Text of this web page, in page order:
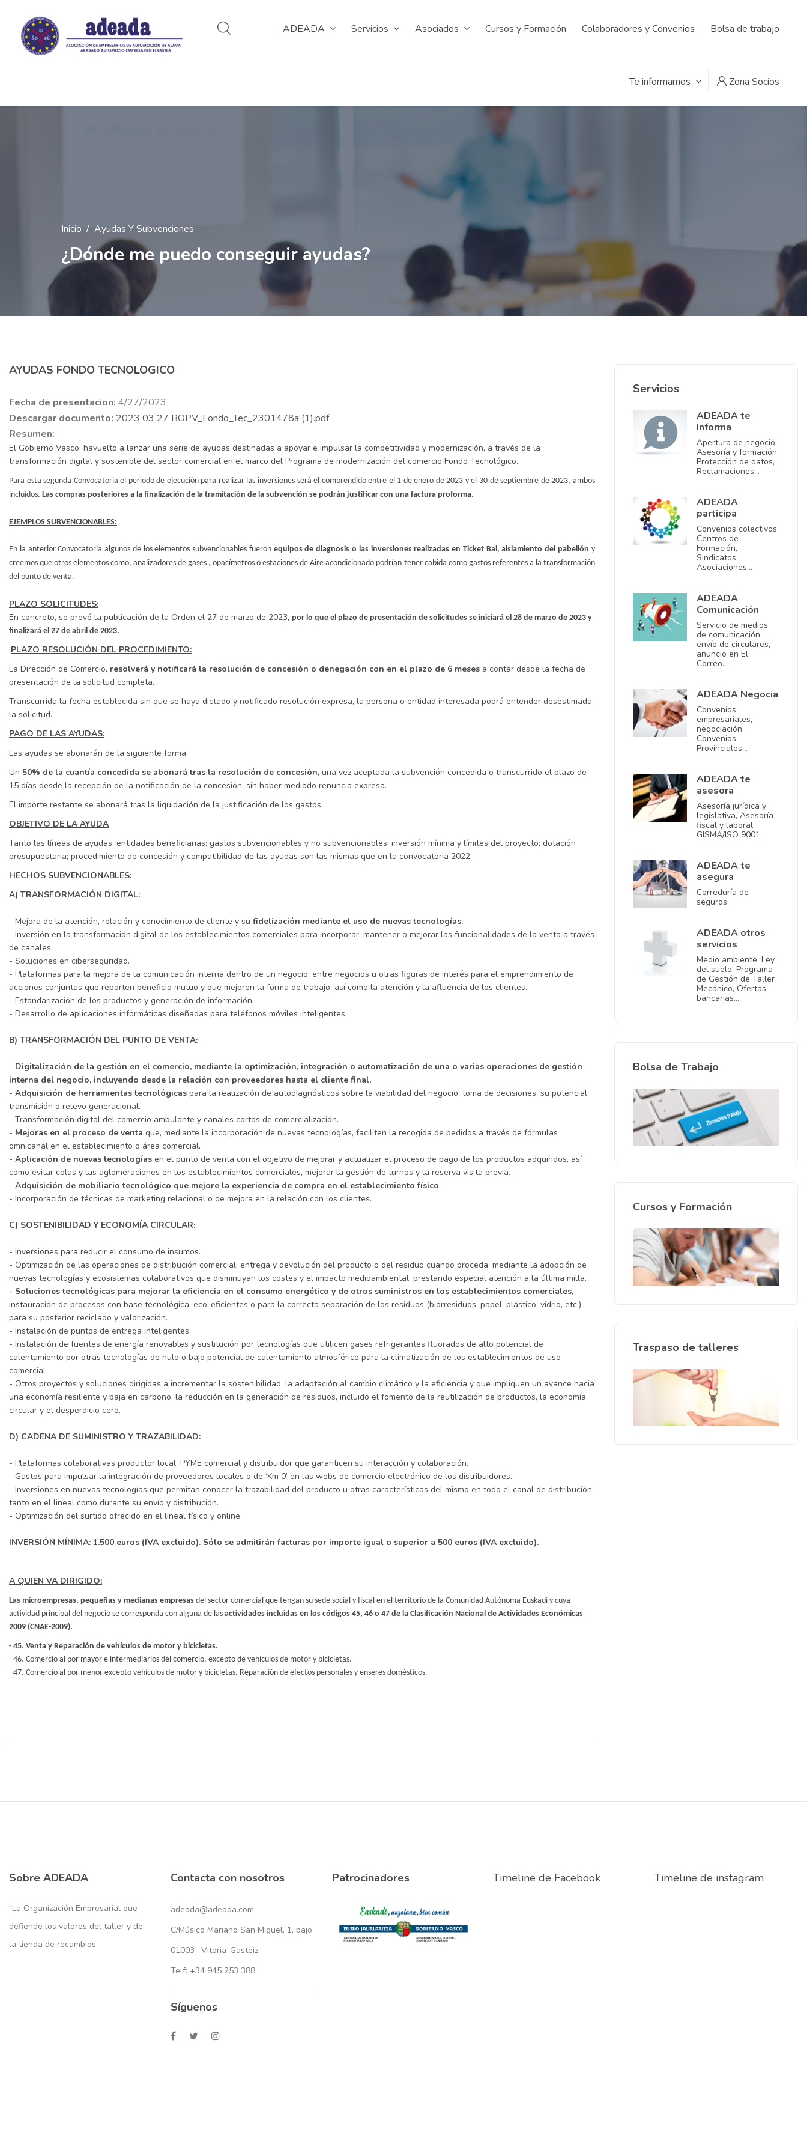
ADEADA Servicios Asociados Cursos y Formación Colaboradores y Convenios Bolsa de trabajo
Te informamos Zona Socios
Inicio Ayudas Y Subvenciones
¿Dónde me puedo conseguir ayudas?
AYUDAS FONDO TECNOLOGICO
Fecha de presentacion: 4/27/2023
Descargar documento: 2023 03 27 BOPV_Fondo_Tec_2301478a (1).pdf
Resumen:
El Gobierno Vasco, havuelto a lanzar una serie de ayudas destinadas a apoyar e impulsar la competitividad y modernización, a través de la
transformación digital y sostenible del sector comercial en el marco del Programa de modernización del comercio Fondo Tecnológico.
Para esta segunda Convocatoria el periodo de ejecución para realizar las inversiones será el comprendido entre el 1 de enero de 2023 y el 30 de septiembre de 2023, ambos
incluidos. Las compras posteriores a la finalización de la tramitación de la subvención se podrán justificar con una factura proforma.
EJEMPLOS SUBVENCIONABLES:
En la anterior Convocatoria algunos de los elementos subvencionables fueron equipos de diagnosis o las inversiones realizadas en Ticket Bai, aislamiento del pabellón y
creemos que otros elementos como, analizadores de gases , opacímetros o estaciones de Aire acondicionado podrían tener cabida como gastos referentes a la transformación
del punto de venta.
PLAZO SOLICITUDES:
En concreto, se prevé la publicación de la Orden el 27 de marzo de 2023, por lo que el plazo de presentación de solicitudes se iniciará el 28 de marzo de 2023 y
finalizará el 27 de abril de 2023.
PLAZO RESOLUCIÓN DEL PROCEDIMIENTO:
La Dirección de Comercio, resolverá y notificará la resolución de concesión o denegación con en el plazo de 6 meses a contar desde la fecha de
presentación de la solicitud completa.
Transcurrida la fecha establecida sin que se haya dictado y notificado resolución expresa, la persona o entidad interesada podrá entender desestimada
la solicitud.
PAGO DE LAS AYUDAS:
Las ayudas se abonarán de la siguiente forma:
Un 50% de la cuantía concedida se abonará tras la resolución de concesión, una vez aceptada la subvención concedida o transcurrido el plazo de
15 días desde la recepción de la notificación de la concesión, sin haber mediado renuncia expresa.
El importe restante se abonará tras la liquidación de la justificación de los gastos.
OBJETIVO DE LA AYUDA
Tanto las líneas de ayudas; entidades beneficiarias; gastos subvencionables y no subvencionables; inversión mínima y límites del proyecto; dotación
presupuestaria; procedimiento de concesión y compatibilidad de las ayudas son las mismas que en la convocatoria 2022.
HECHOS SUBVENCIONABLES:
A) TRANSFORMACIÓN DIGITAL:
- Mejora de la atención, relación y conocimiento de cliente y su fidelización mediante el uso de nuevas tecnologías.
- Inversión en la transformación digital de los establecimientos comerciales para incorporar, mantener o mejorar las funcionalidades de la venta a través
de canales.
- Soluciones en ciberseguridad.
- Plataformas para la mejora de la comunicación interna dentro de un negocio, entre negocios u otras figuras de interés para el emprendimiento de
acciones conjuntas que reporten beneficio mutuo y que mejoren la forma de trabajo, así como la atención y la afluencia de los clientes.
- Estandarización de los productos y generación de información.
- Desarrollo de aplicaciones informáticas diseñadas para teléfonos móviles inteligentes.
B) TRANSFORMACIÓN DEL PUNTO DE VENTA:
- Digitalización de la gestión en el comercio, mediante la optimización, integración o automatización de una o varias operaciones de gestión
interna del negocio, incluyendo desde la relación con proveedores hasta el cliente final.
- Adquisición de herramientas tecnológicas para la realización de autodiagnósticos sobre la viabilidad del negocio, toma de decisiones, su potencial
transmisión o relevo generacional.
- Transformación digital del comercio ambulante y canales cortos de comercialización.
- Mejoras en el proceso de venta que, mediante la incorporación de nuevas tecnologías, faciliten la recogida de pedidos a través de fórmulas
omnicanal en el establecimiento o área comercial.
- Aplicación de nuevas tecnologías en el punto de venta con el objetivo de mejorar y actualizar el proceso de pago de los productos adquiridos, así
como evitar colas y las aglomeraciones en los establecimientos comerciales, mejorar la gestión de turnos y la reserva visita previa.
- Adquisición de mobiliario tecnológico que mejore la experiencia de compra en el establecimiento físico.
- Incorporación de técnicas de marketing relacional o de mejora en la relación con los clientes.
C) SOSTENIBILIDAD Y ECONOMÍA CIRCULAR:
- Inversiones para reducir el consumo de insumos.
- Optimización de las operaciones de distribución comercial, entrega y devolución del producto o del residuo cuando proceda, mediante la adopción de
nuevas tecnologías y ecosistemas colaborativos que disminuyan los costes y el impacto medioambiental, prestando especial atención a la última milla.
- Soluciones tecnológicas para mejorar la eficiencia en el consumo energético y de otros suministros en los establecimientos comerciales,
instauración de procesos con base tecnológica, eco-eficientes o para la correcta separación de los residuos (biorresiduos, papel, plástico, vidrio, etc.)
para su posterior reciclado y valorización.
- Instalación de puntos de entrega inteligentes.
- Instalación de fuentes de energía renovables y sustitución por tecnologías que utilicen gases refrigerantes fluorados de alto potencial de
calentamiento por otras tecnologías de nulo o bajo potencial de calentamiento atmosférico para la climatización de los establecimientos de uso
comercial
- Otros proyectos y soluciones dirigidas a incrementar la sostenibilidad, la adaptación al cambio climático y la eficiencia y que impliquen un avance hacia
una economía resiliente y baja en carbono, la reducción en la generación de residuos, incluido el fomento de la reutilización de productos, la economía
circular y el desperdicio cero.
D) CADENA DE SUMINISTRO Y TRAZABILIDAD:
- Plataformas colaborativas productor local, PYME comercial y distribuidor que garanticen su interacción y colaboración.
- Gastos para impulsar la integración de proveedores locales o de ‘Km 0’ en las webs de comercio electrónico de los distribuidores.
- Inversiones en nuevas tecnologías que permitan conocer la trazabilidad del producto u otras características del mismo en todo el canal de distribución,
tanto en el lineal como durante su envío y distribución.
- Optimización del surtido ofrecido en el lineal físico y online.
INVERSIÓN MÍNIMA: 1.500 euros (IVA excluido). Sólo se admitirán facturas por importe igual o superior a 500 euros (IVA excluido).
A QUIEN VA DIRIGIDO:
Las microempresas, pequeñas y medianas empresas del sector comercial que tengan su sede social y fiscal en el territorio de la Comunidad Autónoma Euskadi y cuya
actividad principal del negocio se corresponda con alguna de las actividades incluidas en los códigos 45, 46 o 47 de la Clasificación Nacional de Actividades Económicas
2009 (CNAE-2009).
- 45. Venta y Reparación de vehículos de motor y bicicletas.
- 46. Comercio al por mayor e intermediarios del comercio, excepto de vehículos de motor y bicicletas.
- 47. Comercio al por menor excepto vehículos de motor y bicicletas. Reparación de efectos personales y enseres domésticos.
Servicios
ADEADA te
Informa
Apertura de negocio,
Asesoría y formación,
Protección de datos,
Reclamaciones…
ADEADA
participa
Convenios colectivos,
Centros de
Formación,
Sindicatos,
Asociaciones…
ADEADA
Comunicación
Servicio de medios
de comunicación,
envío de circulares,
anuncio en El
Correo…
ADEADA Negocia
Convenios
empresariales,
negociación
Convenios
Provinciales…
ADEADA te
asesora
Asesoría jurídica y
legislativa, Asesoría
fiscal y laboral,
GISMA/ISO 9001
ADEADA te
asegura
Correduría de
seguros
ADEADA otros
servicios
Medio ambiente, Ley
del suelo, Programa
de Gestión de Taller
Mecánico, Ofertas
bancarias…
Bolsa de Trabajo
Cursos y Formación
Traspaso de talleres
Sobre ADEADA
"La Organización Empresarial que
defiende los valores del taller y de
la tienda de recambios
Contacta con nosotros
adeada@adeada.com
C/Músico Mariano San Miguel, 1, bajo
01003 , Vitoria-Gasteiz.
Telf: +34 945 253 388
Síguenos
Patrocinadores Timeline de Facebook Timeline de instagram